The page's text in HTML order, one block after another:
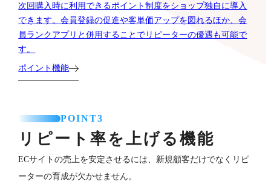
次回購入時に利用できるポイント制度をショップ独自に導入
できます。会員登録の促進や客単価アップを図れるほか、会
員ランクアプリと併用することでリピーターの優遇も可能で
す。
ポイント機能
POINT3
リピート率を上げる機能
ECサイトの売上を安定させるには、新規顧客だけでなくリピ
ーターの育成が欠かせません。